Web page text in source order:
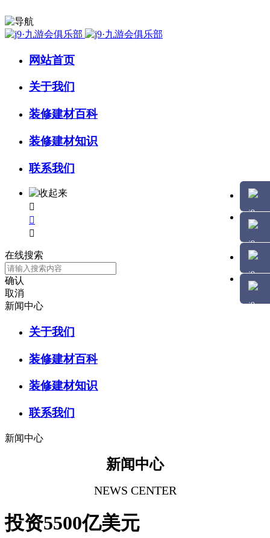
网站首页
关于我们
装修建材百科
装修建材知识
联系我们



在线搜索
确认
取消
新闻中心
关于我们
装修建材百科
装修建材知识
联系我们
新闻中心
新闻中心
NEWS CENTER
投资5500亿美元